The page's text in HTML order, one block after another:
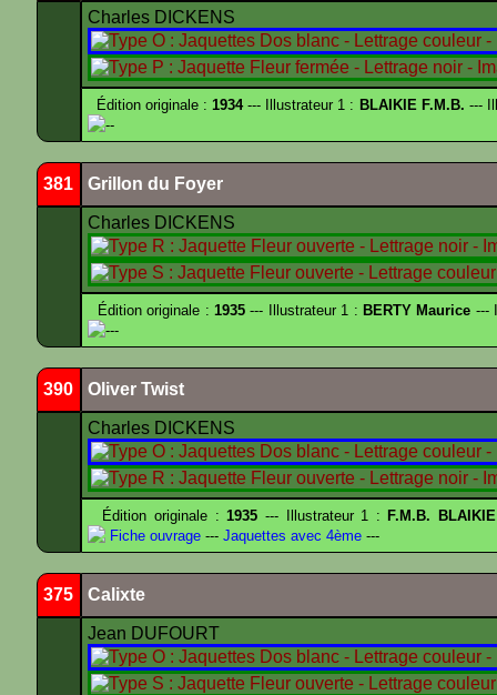
Charles DICKENS
Édition originale :1934--- Illustrateur 1 : BLAIKIE F.M.B. ---
--
381 Grillon du Foyer
Charles DICKENS
Édition originale : 1935--- Illustrateur 1 : BERTY Maurice ---
---
390 Oliver Twist
Charles DICKENS
Édition originale :1935 --- Illustrateur 1 : F.M.B.
Fiche ouvrage --- Jaquettes avec 4ème ---
375 Calixte
Jean DUFOURT